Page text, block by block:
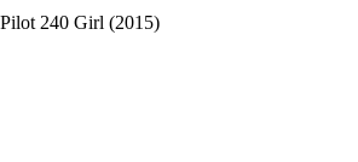
240 Girl (2015)